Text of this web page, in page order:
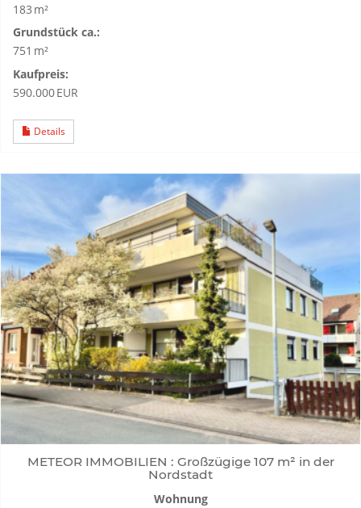
183 m²
Grund­stück ca.:
751 m²
Kaufpreis:
590.000 EUR
Details
METEOR IMMOBILIEN : Großzügige 107 m² in der
Nordstadt
Wohnung